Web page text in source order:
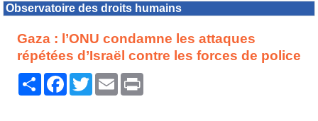
Observatoire des droits humains
Gaza : l’ONU condamne les attaques
répétées d’Israël contre les forces de police
PartagerFacebook
TwitterEmail